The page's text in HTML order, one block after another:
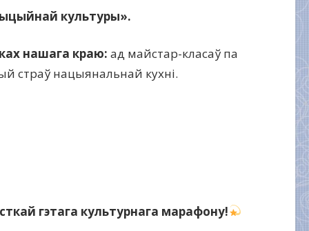
культуры».
нашага краю: ад майстар-класаў па
страў нацыянальнай кухні.
гэтага культурнага марафону!